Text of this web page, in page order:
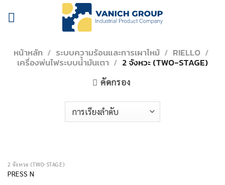
หน้าหลัก / ระบบความร้อนและการเผาไหม้ / RIELLO /
เครื่องพ่นไฟระบบน้ำมันเตา / 2 จังหวะ (TWO-STAGE)
คัดกรอง
2 จังหวะ (TWO-STAGE)
PRESS N